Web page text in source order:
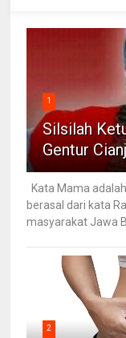
1
Silsilah
Gentur
Kata Mama
berasal dari kata
masyarakat Jawa
2